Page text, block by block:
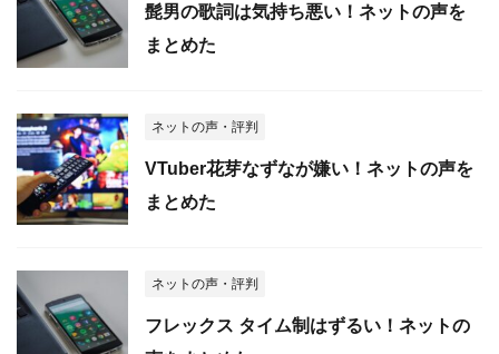
髭男の歌詞は気持ち悪い！ネットの声を
まとめた
ネットの声・評判
VTuber花芽なずなが嫌い！ネットの声を
まとめた
ネットの声・評判
フレックス タイム制はずるい！ネットの